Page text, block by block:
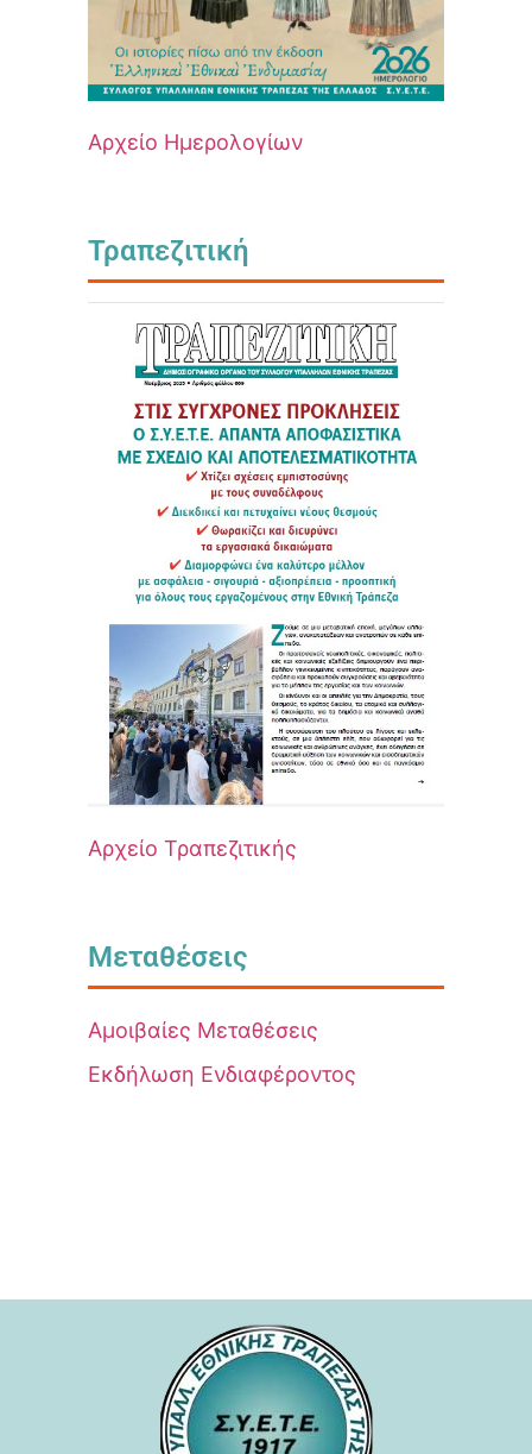
Αρχείο Ημερολογίων
Τραπεζιτική
Αρχείο Τραπεζιτικής
Μεταθέσεις
Αμοιβαίες Μεταθέσεις
Εκδήλωση Ενδιαφέροντος